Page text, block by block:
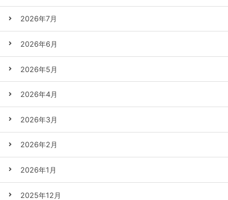
2026年7月
2026年6月
2026年5月
2026年4月
2026年3月
2026年2月
2026年1月
2025年12月